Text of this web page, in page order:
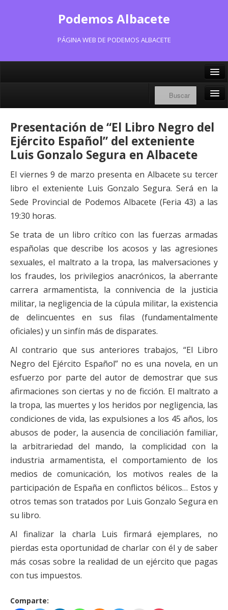
Podemos Albacete
PÁGINA WEB DE PODEMOS ALBACETE
Facebook
Instagram
Bluesky
Portavoz Municipal
Consejo Ciudadano Municipal
Actas Consejo Ciudadano
Actas Asamblea Ciudadana
Contacto
Financiación
Participa con Podemos en Albacete
Presentación de “El Libro Negro del
Ejército Español” del exteniente
Luis Gonzalo Segura en Albacete
El viernes 9 de marzo presenta en Albacete su tercer
libro el exteniente Luis Gonzalo Segura. Será en la
Sede Provincial de Podemos Albacete (Feria 43) a las
19:30 horas.
Se trata de un libro crítico con las fuerzas armadas
españolas quedescribe los acosos y las agresiones
sexuales, el maltrato a la tropa, las malversaciones y
los fraudes, los privilegios anacrónicos, la aberrante
carrera armamentista, la connivencia de la justicia
militar, la negligencia de la cúpula militar, la existencia
de delincuentes en sus filas (fundamentalmente
oficiales) y un sinfín más de disparates.
Al contrario que sus anteriores trabajos, “El Libro
Negro del Ejército Español” no es una novela, en un
esfuerzo por parte del autor de demostrar que sus
afirmaciones son ciertas y no de ficción. El maltrato a
la tropa, las muertes y los heridos por negligencia, las
condiciones de vida, las expulsiones a los 45 años, los
abusos de poder, la ausencia de conciliación familiar,
la arbitrariedad del mando,
la complicidad con la
industria armamentista, el comportamiento de los
medios de comunicación, los motivos reales de la
participación de España en conflictos bélicos… Estos y
otros temas son tratados por Luis Gonzalo Segura en
su libro.
Al finalizar la charla Luis firmará ejemplares, no
pierdas estaoportunidad de charlar con él y de saber
más cosas sobre la realidad de un ejército que pagas
con tus impuestos.
Comparte: